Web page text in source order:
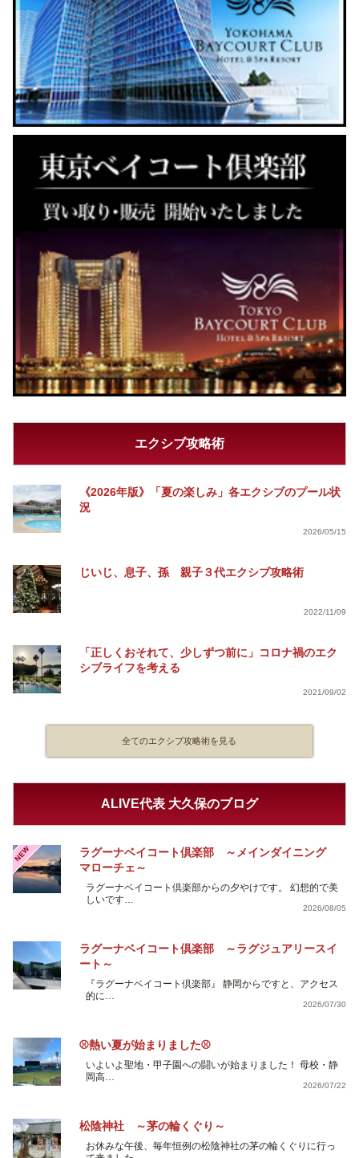
エクシブ攻略術
《2026年版》「夏の楽しみ」各エクシブのプール状
況
2026/05/15
じいじ、息子、孫 親子３代エクシブ攻略術
2022/11/09
「正しくおそれて、少しずつ前に」コロナ禍のエク
シブライフを考える
2021/09/02
全てのエクシブ攻略術を見る
ALIVE代表 大久保のブログ
NEW
ラグーナベイコート倶楽部 ～メインダイニング
マローチェ～
ラグーナベイコート倶楽部からの夕やけです。 幻想的で美
しいです…
2026/08/05
ラグーナベイコート倶楽部 ～ラグジュアリースイ
ート～
『ラグーナベイコート倶楽部』 静岡からですと、アクセス
的に…
2026/07/30
⚾熱い夏が始まりました⚾
いよいよ聖地・甲子園への闘いが始まりました！ 母校・静
岡高…
2026/07/22
松陰神社 ～茅の輪くぐり～
お休みな午後、毎年恒例の松陰神社の茅の輪くぐりに行っ